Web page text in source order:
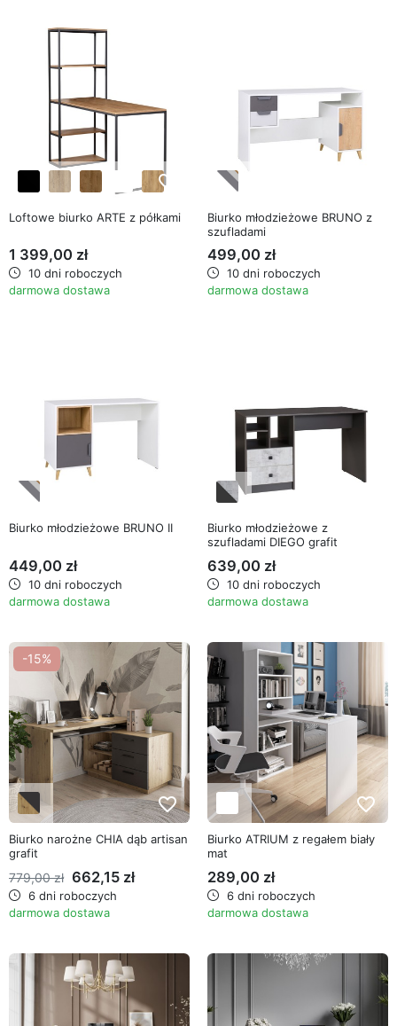
favorite_border
Loftowe biurko ARTE z półkami
1 399,00 zł
10 dni roboczych
darmowa dostawa
Biurko młodzieżowe BRUNO z
szufladami
499,00 zł
10 dni roboczych
darmowa dostawa
Biurko młodzieżowe BRUNO II
449,00 zł
10 dni roboczych
darmowa dostawa
Biurko młodzieżowe z
szufladami DIEGO grafit
639,00 zł
10 dni roboczych
darmowa dostawa
-15%
favorite_border
Biurko narożne CHIA dąb artisan
grafit
779,00 zł 662,15 zł
6 dni roboczych
darmowa dostawa
favorite_border
Biurko ATRIUM z regałem biały
mat
289,00 zł
6 dni roboczych
darmowa dostawa